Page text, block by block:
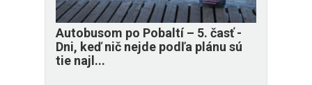
​Autobusom po Pobaltí – 5. časť -
Dni, keď nič nejde podľa plánu sú
tie najl...